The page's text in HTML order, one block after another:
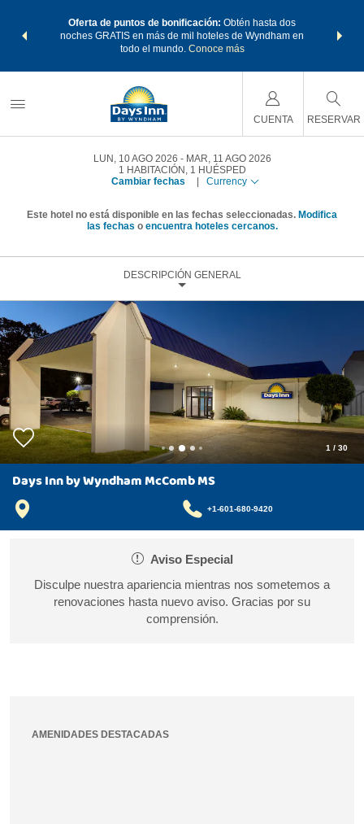
Oferta de puntos de bonificación:Obtén hasta dos
noches GRATIS en más de mil hoteles de Wyndham en
todo el mundo. Conoce más
de viaje
CUENTA RESERVAR
LUN, 10 AGO 2026
MAR, 11 AGO 2026
1 HABITACIÓN , 1 HUÉSPED
Cambiar fechas
Currency
Este hotel no está disponible en las fechas seleccionadas. Modifica
las fechas o encuentra hoteles cercanos.
DESCRIPCIÓN GENERAL
1 / 30
Days Inn by Wyndham McComb MS
+1-601-680-9420
Aviso Especial
Disculpe nuestra apariencia mientras nos sometemos a
renovaciones hasta nuevo aviso. Gracias por su
comprensión.
AMENIDADES DESTACADAS